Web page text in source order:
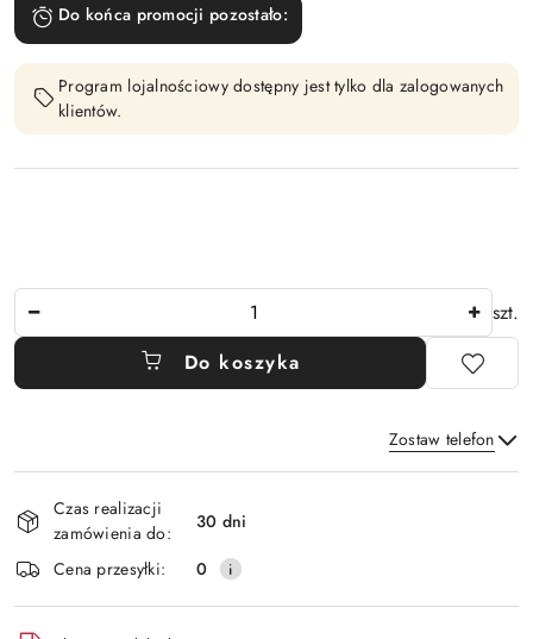
Do końca promocji pozostało:
Program lojalnościowy dostępny jest tylko dla zalogowanych
klientów.
szt.
Do koszyka
Zostaw telefon
i
dostawa
Czas realizacji
zamówienia do:
30 dni
Cena przesyłki:
0